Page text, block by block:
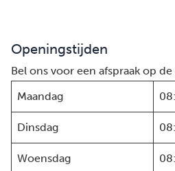
Openingstijden
Bel ons voor een afspraak op
Maandag
Dinsdag
Woensdag